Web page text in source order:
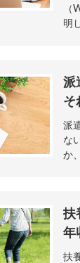
（
明
派
そ
派
な
か
扶
年
扶